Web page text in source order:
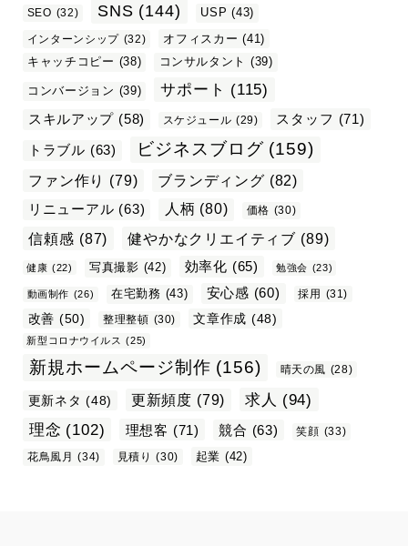
SEO (32) SNS (144) USP (43)
インターンシップ (32) オフィスカー (41)
キャッチコピー (38) コンサルタント (39)
コンバージョン (39) サポート (115)
スキルアップ (58) スケジュール (29) スタッフ (71)
トラブル (63) ビジネスブログ (159)
ファン作り (79) ブランディング (82)
リニューアル (63) 人柄 (80) 価格 (30)
信頼感 (87) 健やかなクリエイティブ (89)
健康 (22) 写真撮影 (42) 効率化 (65) 勉強会 (23)
動画制作 (26) 在宅勤務 (43) 安心感 (60) 採用 (31)
改善 (50) 整理整頓 (30) 文章作成 (48)
新型コロナウイルス (25)
新規ホームページ制作 (156) 晴天の風 (28)
更新ネタ (48) 更新頻度 (79) 求人 (94)
理念 (102) 理想客 (71) 競合 (63) 笑顔 (33)
花鳥風月 (34) 見積り (30) 起業 (42)